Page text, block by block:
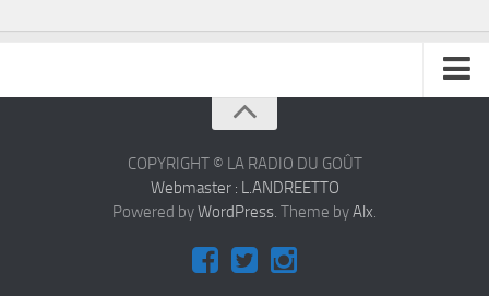
COPYRIGHT © LA RADIO DU GOÛT
Webmaster : L.ANDREETTO
Powered byWordPress. Theme byAlx.